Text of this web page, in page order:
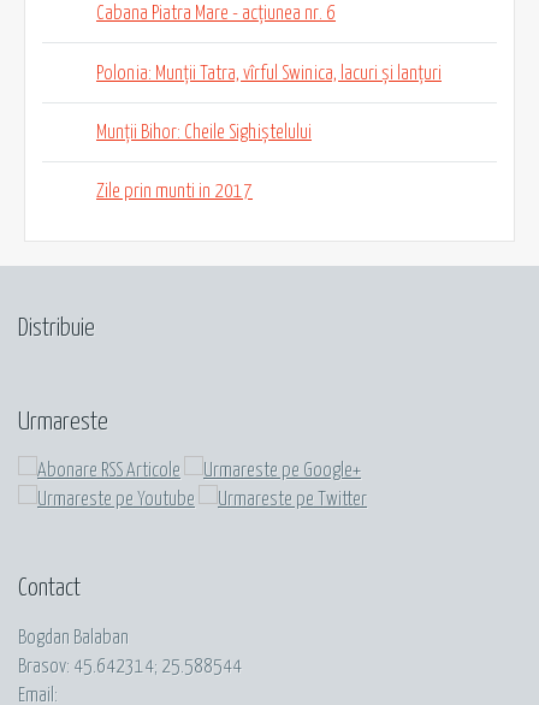
Cabana Piatra Mare - acțiunea nr. 6
Polonia: Munții Tatra, vîrful Swinica, lacuri și lanțuri
Munții Bihor: Cheile Sighiștelului
Zile prin munti in 2017
Distribuie
Urmareste
Contact
Bogdan Balaban
Brasov: 45.642314; 25.588544
Email: